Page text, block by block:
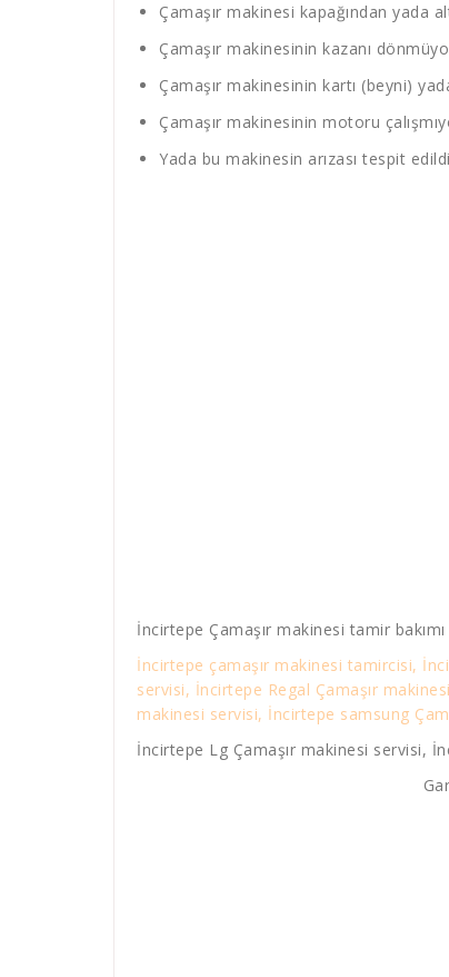
Çamaşır makinesi kapağından yada
Çamaşır makinesinin kazanı
Çamaşır makinesinin kartı (beyni)
Çamaşır makinesinin motoru
Yada bu makinesin arızası tespit
İncirtepe Çamaşır makinesi tamir bakımı
İncirtepe çamaşır makinesi tamircisi,
servisi, İncirtepe Regal Çamaşır
makinesi servisi, İncirtepe samsung
İncirtepe Lg Çamaşır makinesi servisi,